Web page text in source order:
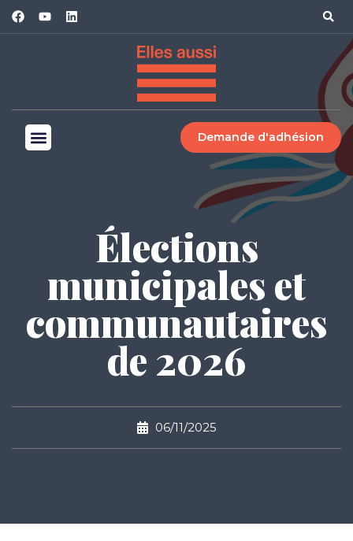
Demande d'adhésion
Élections
municipales et
communautaires
de 2026
06/11/2025